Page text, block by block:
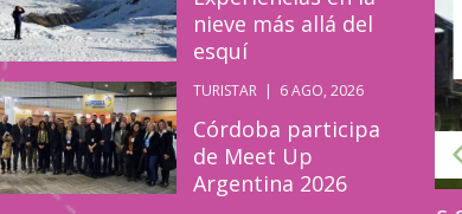
nieve más allá del
esquí
TURISTAR | 6 AGO, 2026
Córdoba participa
de Meet Up
Argentina 2026
06